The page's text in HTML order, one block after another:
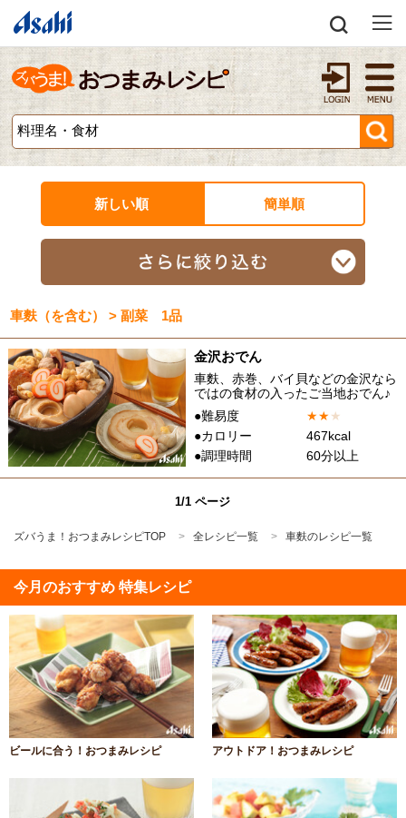
新しい順 簡単順
車麩（を含む） > 副菜 1品
金沢おでん
車麩、赤巻、バイ貝などの金沢なら
ではの食材の入ったご当地おでん♪
●難易度
★★★
●カロリー
467kcal
●調理時間
60分以上
1/1 ページ
ズバうま！おつまみレシピTOP 全レシピ一覧 車麩のレシピ一覧
今月のおすすめ 特集レシピ
ビールに合う！おつまみレシピ アウトドア！おつまみレシピ